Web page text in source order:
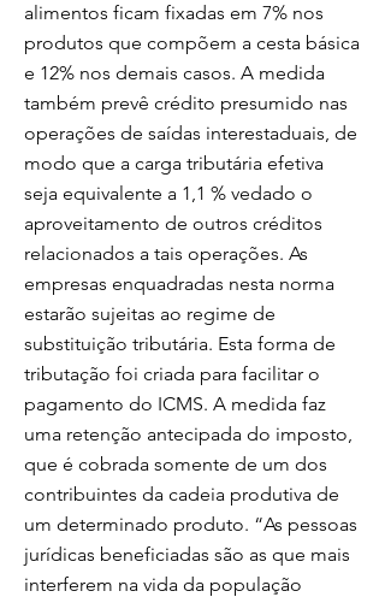
alimentos ficam fixadas em 7% nos
produtos que compõem a cesta básica
e 12% nos demais casos. A medida
também prevê crédito presumido nas
operações de saídas interestaduais, de
modo que a carga tributária efetiva
seja equivalente a 1,1 % vedado o
aproveitamento de outros créditos
relacionados a tais operações. As
empresas enquadradas nesta norma
estarão sujeitas ao regime de
substituição tributária. Esta forma de
tributação foi criada para facilitar o
pagamento do ICMS. A medida faz
uma retenção antecipada do imposto,
que é cobrada somente de um dos
contribuintes da cadeia produtiva de
um determinado produto. “As pessoas
jurídicas beneficiadas são as que mais
interferem na vida da população